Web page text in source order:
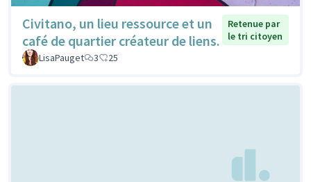
Civitano, un lieu ressource et un
café de quartier créateur de liens.
Retenue par
le tri citoyen
LisaPauget
3 25